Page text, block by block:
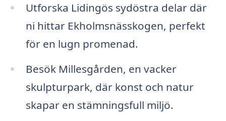
Utforska Lidingös sydöstra delar där
ni hittar Ekholmsnässkogen, perfekt
för en lugn promenad.
Besök Millesgården, en vacker
skulpturpark, där konst och natur
skapar en stämningsfull miljö.